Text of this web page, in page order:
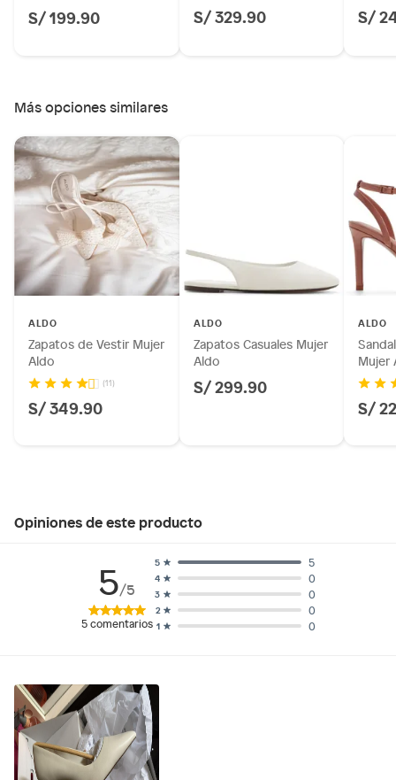
S/ 199.90 S/ 329.90 S/
Más opciones similares
ALDO
Zapatos de Vestir Mujer
Aldo
(11)
S/ 349.90
ALDO
Zapatos Casuales Mujer
Aldo
S/ 299.90
ALDO
Mujer
S/
Opiniones de este producto
5/5
5 comentarios 1 0
2 0
3 0
4 0
5 5